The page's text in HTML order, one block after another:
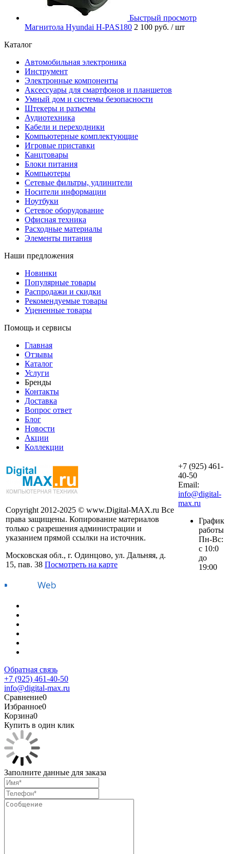
Быстрый просмотр
Магнитола Hyundai H-PAS180 2 100 руб. / шт
Каталог
Автомобильная электроника
Инструмент
Электронные компоненты
Аксессуары для смартфонов и планшетов
Умный дом и системы безопасности
Штекеры и разъемы
Аудиотехника
Кабели и переходники
Компьютерные комплектующие
Игровые приставки
Канцтовары
Блоки питания
Компьютеры
Сетевые фильтры, удлинители
Носители информации
Ноутбуки
Сетевое оборудование
Офисная техника
Расходные материалы
Элементы питания
Наши предложения
Новинки
Популярные товары
Распродажи и скидки
Рекомендуемые товары
Уцененные товары
Помощь и сервисы
Главная
Отзывы
Каталог
Услуги
Бренды
Контакты
Доставка
Вопрос ответ
Блог
Новости
Акции
Коллекции
Copyright 2012-2025 © www.Digital-MAX.ru Все
права защищены. Копирование материалов
только с разрешения администрации и
указанием прямой ссылки на источник.
Московская обл., г. Одинцово, ул. Дальняя, д.
15, пав. 38 Посмотреть на карте
+7 (925) 461-
40-50
Email:
info@digital-
max.ru
График
работы
Пн-Вс:
с 10:0
до
19:00
Обратная связь
+7 (925) 461-40-50
info@digital-max.ru
Сравнение0
Избранное0
Корзина0
Купить в один клик
Заполните данные для заказа